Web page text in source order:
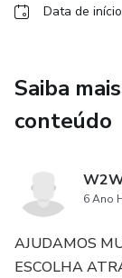
Data de
Saiba
conteúdo
6 Ano
AJUDAMOS
ESCOLHA